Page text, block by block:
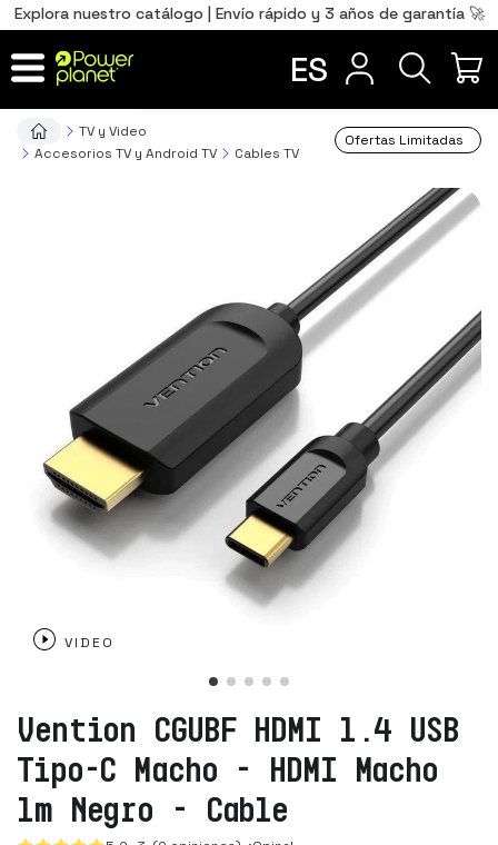
Explora nuestro catálogo | Envío rápido y 3 años de garantía 🚀
ES
TV y Video
Accesorios TV y Android TV
Cables TV
Ofertas Limitadas
VIDEO
Vention CGUBF HDMI 1.4 USB
Tipo-C Macho - HDMI Macho
1m Negro - Cable
Total 0,00€
IR AL CARRITO
Português
PT
FR